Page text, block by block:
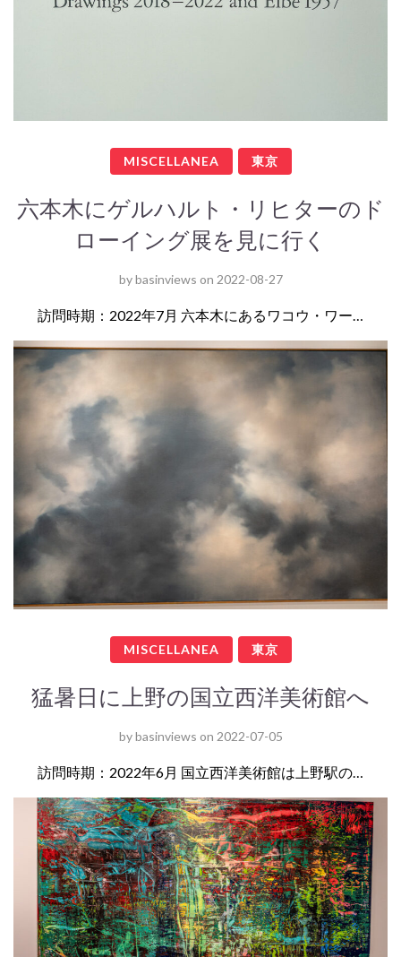
MISCELLANEA 東京
六本木にゲルハルト・リヒターのド
ローイング展を見に行く
bybasinviews on 2022-08-27
訪問時期：2022年7月 六本木にあるワコウ・ワー…
MISCELLANEA 東京
猛暑日に上野の国立西洋美術館へ
bybasinviews on 2022-07-05
訪問時期：2022年6月 国立西洋美術館は上野駅の…